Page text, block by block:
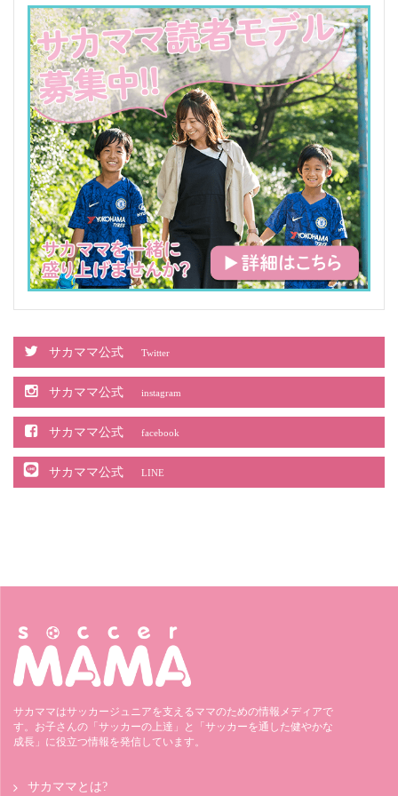
サカママ公式 Twitter
サカママ公式 instagram
サカママ公式 facebook
サカママ公式 LINE
サカママはサッカージュニアを支えるママのための情報メディアで
す。お子さんの「サッカーの上達」と「サッカーを通した健やかな
成長」に役立つ情報を発信しています。
サカママとは?